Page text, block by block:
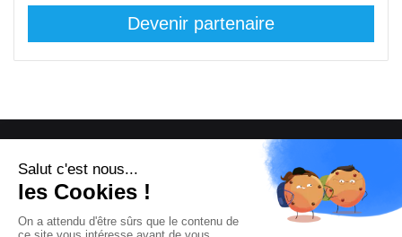
Devenir partenaire
DECODE MEDIA, The Innovation Media
All Rights Reserved
TwitterRSS